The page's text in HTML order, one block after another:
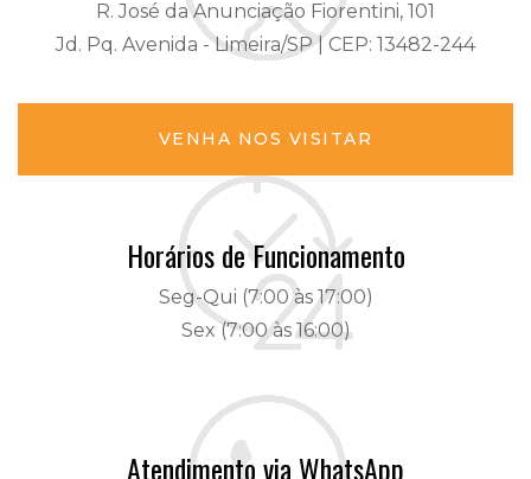
R. José da Anunciação Fiorentini, 101
Jd. Pq. Avenida - Limeira/SP | CEP: 13482-244
VENHA NOS VISITAR
Horários de Funcionamento
Seg-Qui (7:00 às 17:00)
Sex (7:00 às 16:00)
Atendimento via WhatsApp